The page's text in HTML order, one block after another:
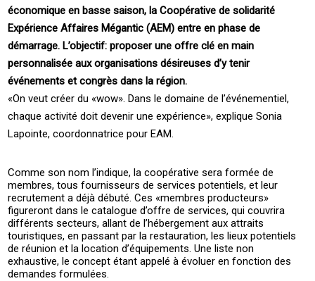
économique en basse saison, la Coopérative de solidarité
Expérience Affaires Mégantic (AEM) entre en phase de
démarrage. L’objectif: proposer une offre clé en main
personnalisée aux organisations désireuses d’y tenir
événements et congrès dans la région.
«On veut créer du «wow». Dans le domaine de l’événementiel,
chaque activité doit devenir une expérience», explique Sonia
Lapointe, coordonnatrice pour EAM.
Comme son nom l’indique, la coopérative sera formée de
membres, tous fournisseurs de services potentiels, et leur
recrutement a déjà débuté. Ces «membres producteurs»
figureront dans le catalogue d’offre de services, qui couvrira
différents secteurs, allant de l’hébergement aux attraits
touristiques, en passant par la restauration, les lieux potentiels
de réunion et la location d’équipements. Une liste non
exhaustive, le concept étant appelé à évoluer en fonction des
demandes formulées.